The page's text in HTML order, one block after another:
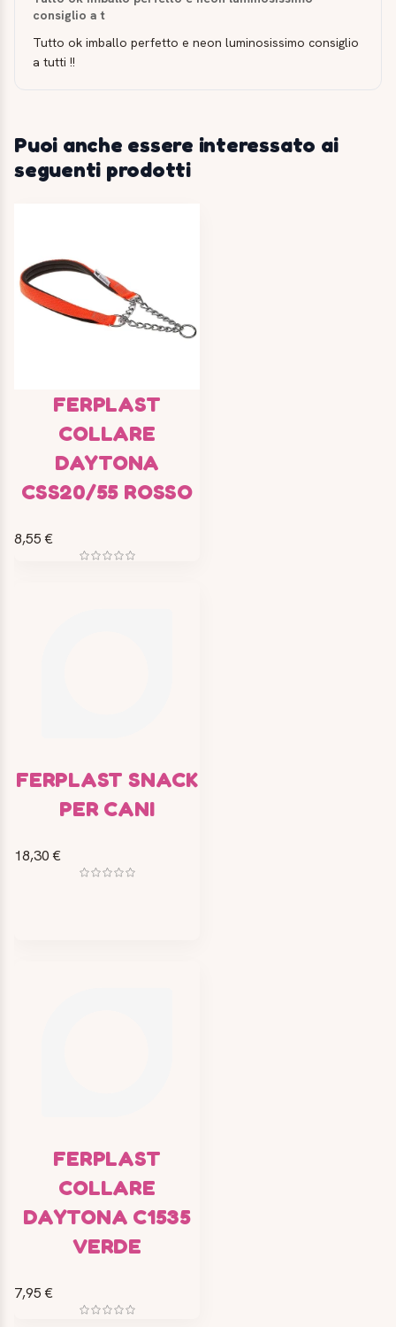
consiglio a t
Tutto ok imballo perfetto e neon luminosissimo consiglio
a tutti !!
Puoi anche essere interessato ai
seguenti prodotti
FERPLAST
COLLARE
DAYTONA
CSS20/55 ROSSO
8,55 €
FERPLAST SNACK
PER CANI
18,30 €
FERPLAST
COLLARE
DAYTONA C1535
VERDE
7,95 €